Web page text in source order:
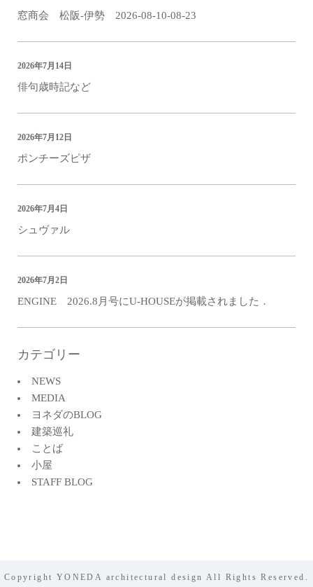
窓商会 松阪-伊勢 2026-08-10-08-23
俳句歳時記など
2026年7月14日
ポンチーズピザ
2026年7月12日
シュヴァル
2026年7月4日
ENGINE 2026.8月号にU-HOUSEが掲載されました．
2026年7月2日
カテゴリー
NEWS
MEDIA
ヨネダのBLOG
建築巡礼
ことば
小屋
STAFF BLOG
Copyright YONEDA architectural design All Rights Reserved.